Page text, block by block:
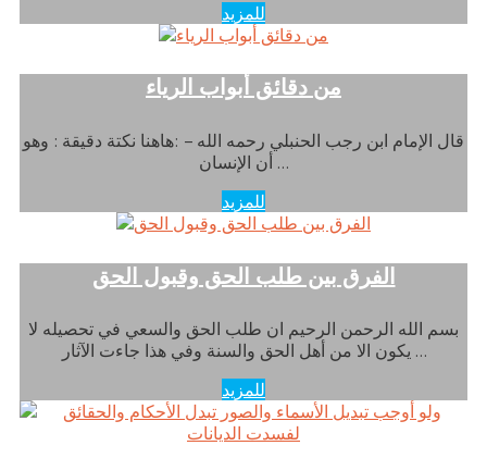
للمزيد
من دقائق أبواب الرياء
قال الإمام ابن رجب الحنبلي رحمه الله – :هاهنا نكتة دقيقة : وهو
أن الإنسان …
للمزيد
الفرق بين طلب الحق وقبول الحق
بسم الله الرحمن الرحيم ان طلب الحق والسعي في تحصيله لا
يكون الا من أهل الحق والسنة وفي هذا جاءت الآثار …
للمزيد